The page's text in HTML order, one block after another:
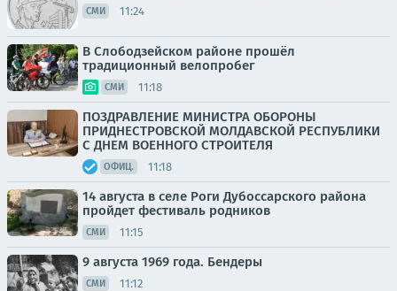
СМИ 11:24
В Слободзейском районе прошёл
традиционный велопробег
СМИ 11:18
ПОЗДРАВЛЕНИЕ МИНИСТРА ОБОРОНЫ
ПРИДНЕСТРОВСКОЙ МОЛДАВСКОЙ РЕСПУБЛИКИ
С ДНЕМ ВОЕННОГО СТРОИТЕЛЯ
ОФИЦ. 11:18
14 августа в селе Роги Дубоссарского района
пройдет фестиваль родников
СМИ 11:15
9 августа 1969 года. Бендеры
СМИ 11:12